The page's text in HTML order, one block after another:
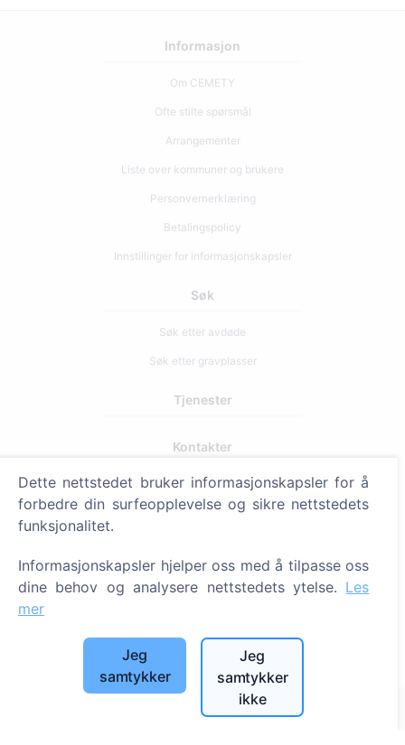
Informasjon
Om CEMETY
Ofte stilte spørsmål
Arrangementer
Liste over kommuner og brukere
Personvernerklæring
Betalingspolicy
Innstillinger for informasjonskapsler
Søk
Søk etter avdøde
Søk etter gravplasser
Tjenester
Kontakter
SIA "CEMETY", LV40103618951
371 29144816
Vi opererer over hele landet!
© 2013 - 2026 Cemety Alle rettigheter forbeholdt
Personvern og vilkår.
Dette nettstedet bruker informasjonskapsler for å
forbedre din surfeopplevelse og sikre nettstedets
funksjonalitet.
Informasjonskapsler hjelper oss med å tilpasse oss
dine behov og analysere nettstedets ytelse. Les
mer
Jeg
samtykker
Jeg
samtykker
ikke